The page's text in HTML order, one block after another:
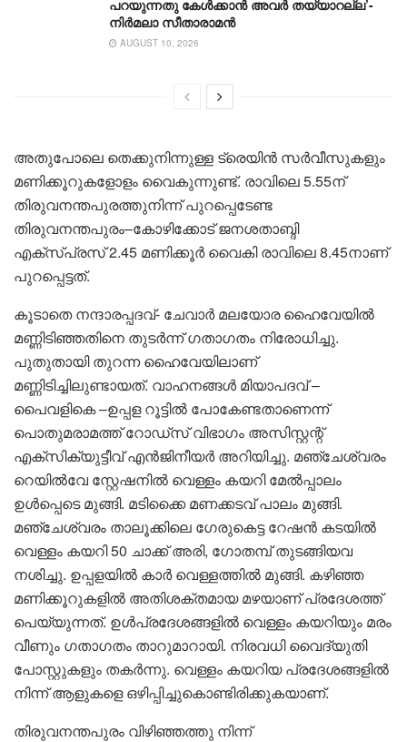
പറയുന്നതു കേൾക്കാൻ അവർ തയ്യാറല്ല’-
നിർമലാ സീതാരാമൻ
AUGUST 10, 2026
അതുപോലെ തെക്കുനിന്നുള്ള ട്രെയിൻ സർവീസുകളും
മണിക്കൂറുകളോളം വൈകുന്നുണ്ട്. രാവിലെ 5.55ന്
തിരുവനന്തപുരത്തുനിന്ന് പുറപ്പെടേണ്ട
തിരുവനന്തപുരം–കോഴിക്കോട് ജനശതാബ്ദി
എക്സ്പ്രസ് 2.45 മണിക്കൂർ വൈകി രാവിലെ 8.45നാണ്
പുറപ്പെട്ടത്.
കൂടാതെ നന്ദാരപ്പദവ്- ചേവാർ മലയോര ഹൈവേയിൽ
മണ്ണിടിഞ്ഞതിനെ തുടർന്ന് ഗതാഗതം നിരോധിച്ചു.
പുതുതായി തുറന്ന ഹൈവേയിലാണ്
മണ്ണിടിച്ചിലുണ്ടായത്. വാഹനങ്ങൾ മിയാപദവ് –
പൈവളികെ –ഉപ്പള റൂട്ടിൽ പോകേണ്ടതാണെന്ന്
പൊതുമരാമത്ത് റോഡ്സ് വിഭാഗം അസിസ്റ്റന്റ്
എക്സിക്യുട്ടീവ് എൻജിനീയർ അറിയിച്ചു. മഞ്ചേശ്വരം
റെയിൽവേ സ്റ്റേഷനിൽ വെള്ളം കയറി മേൽപ്പാലം
ഉൾപ്പെടെ മുങ്ങി. മടിക്കൈ മണക്കടവ് പാലം മുങ്ങി.
മഞ്ചേശ്വരം താലൂക്കിലെ ഗേരുകെട്ട റേഷൻ കടയിൽ
വെള്ളം കയറി 50 ചാക്ക് അരി, ഗോതമ്പ് തുടങ്ങിയവ
നശിച്ചു. ഉപ്പളയിൽ കാർ വെള്ളത്തിൽ മുങ്ങി. കഴിഞ്ഞ
മണിക്കൂറുകളിൽ അതിശക്തമായ മഴയാണ് പ്രദേശത്ത്
പെയ്യുന്നത്. ഉൾപ്രദേശങ്ങളിൽ വെള്ളം കയറിയും മരം
വീണും ഗതാഗതം താറുമാറായി. നിരവധി വൈദ്യുതി
പോസ്റ്റുകളും തകർന്നു. വെള്ളം കയറിയ പ്രദേശങ്ങളിൽ
നിന്ന് ആളുകളെ ഒഴിപ്പിച്ചുകൊണ്ടിരിക്കുകയാണ്.
തിരുവനന്തപുരം വിഴിഞ്ഞത്തു നിന്ന്